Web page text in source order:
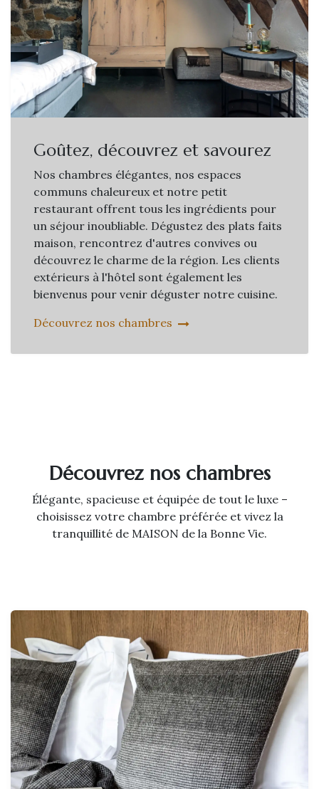
Goûtez, découvrez et savourez
Nos chambres élégantes, nos espaces
communs chaleureux et notre petit
restaurant offrent tous les ingrédients pour
un séjour inoubliable. Dégustez des plats faits
maison, rencontrez d'autres convives ou
découvrez le charme de la région. Les clients
extérieurs à l'hôtel sont également les
bienvenus pour venir déguster notre cuisine.
Découvrez nos chambres
Découvrez nos chambres
Élégante, spacieuse et équipée de tout le luxe –
choisissez votre chambre préférée et vivez la
tranquillité de MAISON de la Bonne Vie.